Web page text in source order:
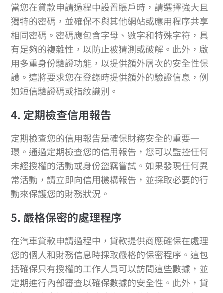
當您在貸款申請過程中設置賬戶時，請選擇強大且
獨特的密碼，並確保不與其他網站或應用程序共享
相同密碼。密碼應包含字母、數字和特殊字符，具
有足夠的複雜性，以防止被猜測或破解。此外，啟
用多重身份驗證功能，以提供額外層次的安全性保
護。這將要求您在登錄時提供額外的驗證信息，例
如短信驗證碼或指紋識別。
4. 定期檢查信用報告
定期檢查您的信用報告是確保財務安全的重要一
環。通過定期檢查您的信用報告，您可以監控任何
未經授權的活動或身份盜竊嘗試。如果發現任何異
常活動，請立即向信用機構報告，並採取必要的行
動來保護您的財務狀況。
5. 嚴格保密的處理程序
在汽車貸款申請過程中，貸款提供商應確保在處理
您的個人和財務信息時採取嚴格的保密程序。這包
括確保只有授權的工作人員可以訪問這些數據，並
定期進行內部審查以確保數據的安全性。此外，貸